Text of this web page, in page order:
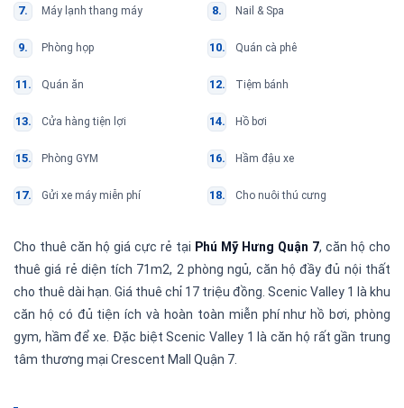
Máy lạnh thang máy Nail & Spa
Phòng họp Quán cà phê
Quán ăn Tiệm bánh
Cửa hàng tiện lợi Hồ bơi
Phòng GYM Hầm đậu xe
Gửi xe máy miễn phí Cho nuôi thú cưng
Cho thuê căn hộ giá cực rẻ tại Phú Mỹ Hưng Quận 7, căn hộ cho
thuê giá rẻ diện tích 71m2, 2 phòng ngủ, căn hộ đầy đủ nội thất
cho thuê dài hạn. Giá thuê chỉ 17 triệu đồng. Scenic Valley 1 là khu
căn hộ có đủ tiện ích và hoàn toàn miễn phí như hồ bơi, phòng
gym, hầm để xe. Đặc biệt Scenic Valley 1 là căn hộ rất gần trung
tâm thương mại Crescent Mall Quận 7.